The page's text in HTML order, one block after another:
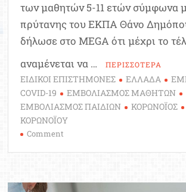
των μαθητών 5-11 ετών σύμφωνα
πρύτανης του ΕΚΠΑ Θάνο
δήλωσε στο MEGA ότι μέχρι το
αναμένεται να …
ΠΕΡΙΣΣΟΤΕΡΑ
ΕΙΔΙΚΟΙ ΕΠΙΣΤΗΜΟΝΕΣ ΕΛΛΑΔΑ
COVID-19
ΕΜΒΟΛΙΑΣΜΟΣ ΜΑΘΗΤΩΝ
ΕΜΒΟΛΙΑΣΜΟΣ ΠΑΙΔΙΩΝ
ΚΟΡΩΝΟΪΟΣ
ΚΟΡΩΝΟΪΟΥ
Comment
ώρα